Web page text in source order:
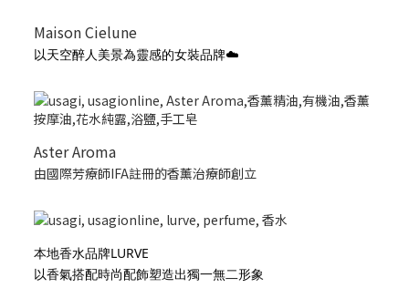
Maison Cielune
以天空醉人美景為靈感的女裝品牌☁️
Aster Aroma
由國際芳療師IFA註冊的香薰治療師創立
本地香水品牌LURVE
以香氣搭配時尚配飾塑造出獨一無二形象